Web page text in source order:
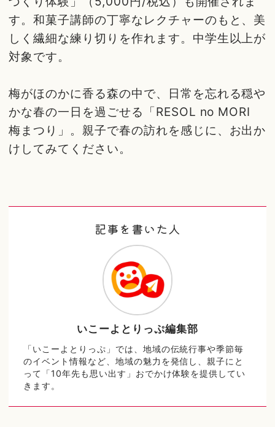
す。和菓子講師の丁寧なレクチャーのもと、美
しく繊細な練り切りを作れます。中学生以上が
対象です。
梅がほのかに香る森の中で、日常を忘れる穏や
かな春の一日を過ごせる「RESOL no MORI
梅まつり」。親子で春の訪れを感じに、お出か
けしてみてください。
記事を書いた人
いこーよとりっぷ編集部
「いこーよとりっぷ」では、地域の伝統行事や季節毎
のイベント情報など、地域の魅力を発信し、親子にと
って「10年先も思い出す」おでかけ体験を提供してい
きます。